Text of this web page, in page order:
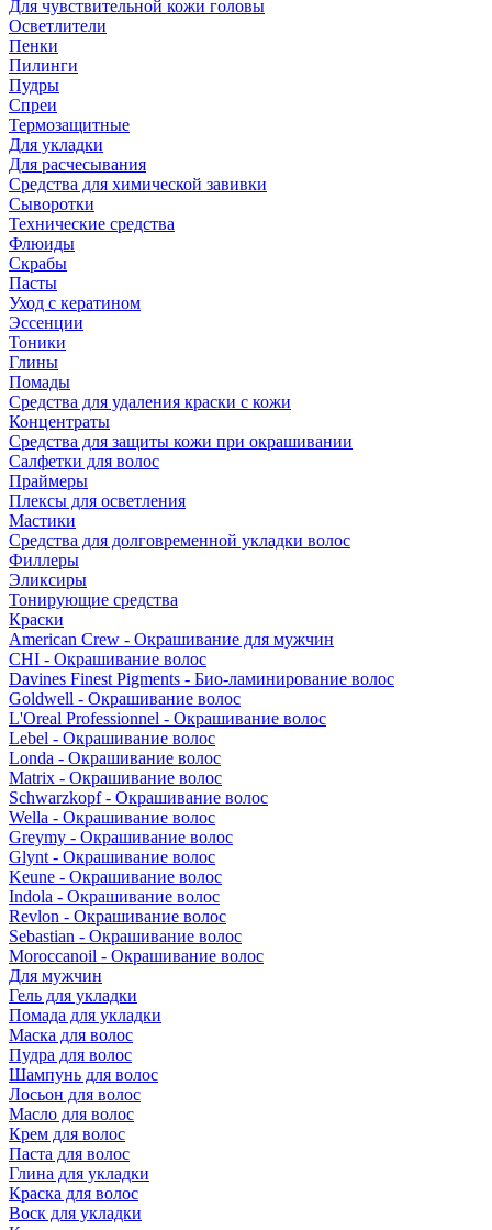
Для чувствительной кожи головы
Осветлители
Пенки
Пилинги
Пудры
Спреи
Термозащитные
Для укладки
Для расчесывания
Средства для химической завивки
Сыворотки
Технические средства
Флюиды
Скрабы
Пасты
Уход с кератином
Эссенции
Тоники
Глины
Помады
Средства для удаления краски с кожи
Концентраты
Средства для защиты кожи при окрашивании
Салфетки для волос
Праймеры
Плексы для осветления
Мастики
Средства для долговременной укладки волос
Филлеры
Эликсиры
Тонирующие средства
Краски
American Crew - Окрашивание для мужчин
CHI - Окрашивание волос
Davines Finest Pigments - Био-ламинирование волос
Goldwell - Окрашивание волос
L'Oreal Professionnel - Окрашивание волос
Lebel - Окрашивание волос
Londa - Окрашивание волос
Matrix - Окрашивание волос
Schwarzkopf - Окрашивание волос
Wella - Окрашивание волос
Greymy - Окрашивание волос
Glynt - Окрашивание волос
Keune - Окрашивание волос
Indola - Окрашивание волос
Revlon - Окрашивание волос
Sebastian - Окрашивание волос
Moroccanoil - Окрашивание волос
Для мужчин
Гель для укладки
Помада для укладки
Маска для волос
Пудра для волос
Шампунь для волос
Лосьон для волос
Масло для волос
Крем для волос
Паста для волос
Глина для укладки
Краска для волос
Воск для укладки